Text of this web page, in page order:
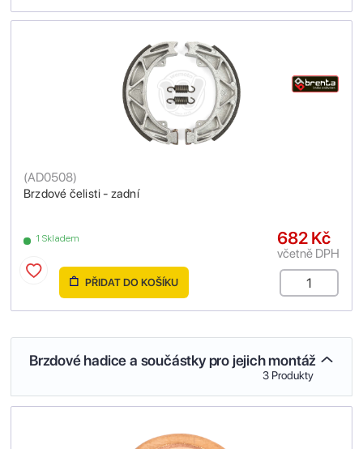
Brzdové čelisti - zadní
(AD0508)
1 Skladem 682 Kč
včetně DPH
PŘIDAT DO KOŠÍKU
Brzdové hadice a součástky pro jejich montáž
3 Produkty